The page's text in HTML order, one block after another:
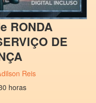
RONDA
DE
Reis
horas